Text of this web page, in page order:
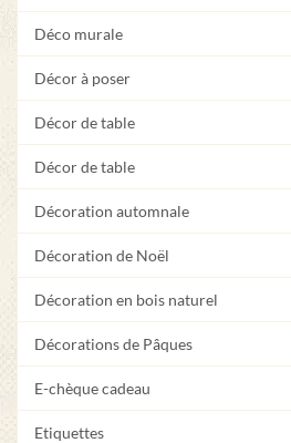
Déco murale
Décor à poser
Décor de table
Décor de table
Décoration automnale
Décoration de Noël
Décoration en bois naturel
Décorations de Pâques
E-chèque cadeau
Etiquettes